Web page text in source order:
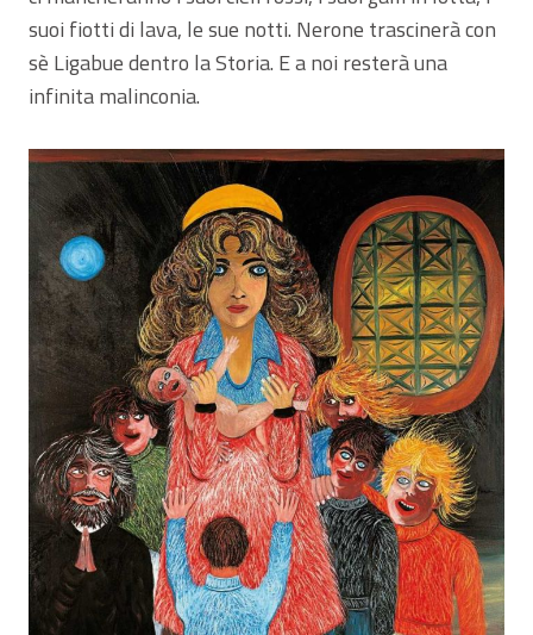
suoi fiotti di lava, le sue notti. Nerone trascinerà con
sè Ligabue dentro la Storia. E a noi resterà una
infinita malinconia.